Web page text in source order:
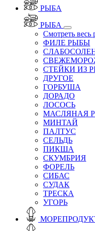
РЫБА
РЫБА
Смотреть весь
ФИЛЕ РЫБЫ
СТЕЙКИ ИЗ
ДРУГОЕ
ГОРБУША
ДОРАДО
ЛОСОСЬ
МАСЛЯНАЯ
МИНТАЙ
ПАЛТУС
СЕЛЬДЬ
ПИКША
СКУМБРИЯ
ФОРЕЛЬ
СИБАС
СУДАК
ТРЕСКА
УГОРЬ